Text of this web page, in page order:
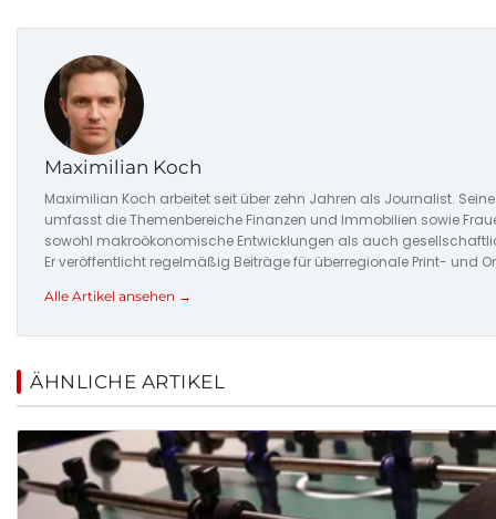
Maximilian Koch
Maximilian Koch arbeitet seit über zehn Jahren als Journalist.
umfasst die Themenbereiche Finanzen und Immobilien sowie
sowohl makroökonomische Entwicklungen als auch
Er veröffentlicht regelmäßig Beiträge für überregionale Print- und
Alle Artikel ansehen →
ÄHNLICHE ARTIKEL